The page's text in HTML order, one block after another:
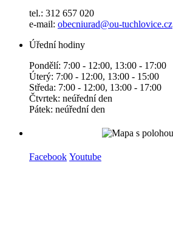
tel.: 312 657 020
e-mail: obecniurad@ou-tuchlovice.cz
Úřední hodiny
Pondělí: 7:00 - 12:00, 13:00 - 17:00
Úterý: 7:00 - 12:00, 13:00 - 15:00
Středa: 7:00 - 12:00, 13:00 - 17:00
Čtvrtek: neúřední den
Pátek: neúřední den
Facebook Youtube